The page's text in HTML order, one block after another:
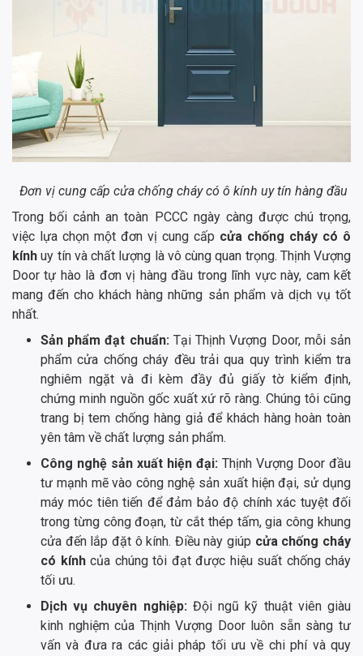
Đơn vị cung cấp cửa chống cháy có ô kính uy tín hàng đầu
Trong bối cảnh an toàn PCCC ngày càng được chú trọng,
việc lựa chọn một đơn vị cung cấp cửa chống cháy có ô
kínhuy tín và chất lượng là vô cùng quan trọng. Thịnh Vượng
Door tự hào là đơn vị hàng đầu trong lĩnh vực này, cam kết
mang đến cho khách hàng những sản phẩm và dịch vụ tốt
nhất.
Sản phẩm đạt chuẩn: Tại Thịnh Vượng Door, mỗi sản
phẩm cửa chống cháy đều trải qua quy trình kiểm tra
nghiêm ngặt và đi kèm đầy đủ giấy tờ kiểm định,
chứng minh nguồn gốc xuất xứ rõ ràng. Chúng tôi cũng
trang bị tem chống hàng giả để khách hàng hoàn toàn
yên tâm về chất lượng sản phẩm.
Công nghệ sản xuất hiện đại: Thịnh Vượng Door đầu
tư mạnh mẽ vào công nghệ sản xuất hiện đại, sử dụng
máy móc tiên tiến để đảm bảo độ chính xác tuyệt đối
trong từng công đoạn, từ cắt thép tấm, gia công khung
cửa đến lắp đặt ô kính. Điều này giúp cửa chống cháy
có kínhcủa chúng tôi đạt được hiệu suất chống cháy
tối ưu.
Dịch vụ chuyên nghiệp: Đội ngũ kỹ thuật viên giàu
kinh nghiệm của Thịnh Vượng Door luôn sẵn sàng tư
vấn và đưa ra các giải pháp tối ưu về chi phí và quy